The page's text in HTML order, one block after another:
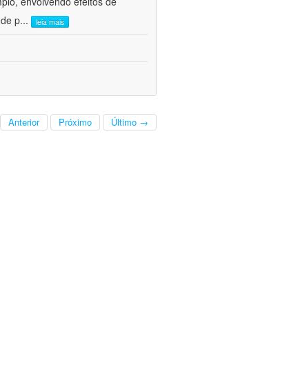
p... leia mais
Anterior Próximo Último →